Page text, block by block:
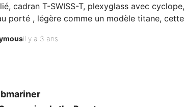
cadran T-SWISS-T, plexyglass avec
porté , légère comme un modèle titane,
en 1995 après avoir passé près de 6 ans en
et numéro de série) , il s'agit des
il y a 3 ans